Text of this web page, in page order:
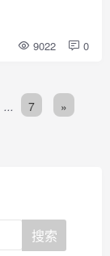
9022 0
... 7 »